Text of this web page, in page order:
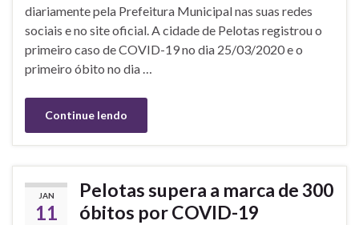
diariamente pela Prefeitura Municipal nas suas redes
sociais e no site oficial. A cidade de Pelotas registrou o
primeiro caso de COVID-19 no dia 25/03/2020 e o
primeiro óbito no dia …
Continue lendo
JAN
11
Pelotas supera a marca de 300
óbitos por COVID-19